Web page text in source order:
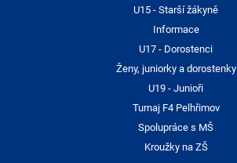
U15 - Starší žákyně
Informace
U17 - Dorostenci
Ženy, juniorky a dorostenky
U19 - Junioři
Turnaj F4 Pelhřimov
Spolupráce s MŠ
Kroužky na ZŠ